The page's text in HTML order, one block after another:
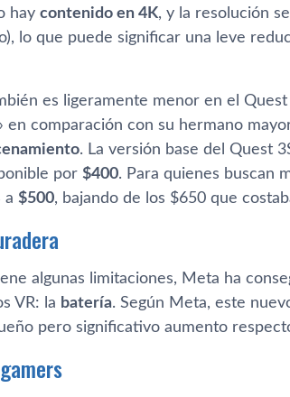
hay contenido en 4K, y la resolución
lo que puede significar una leve
es ligeramente menor en el
en comparación con su hermano
. La versión base del Quest
por $400. Para quienes buscan
a $500, bajando de los $650 que
algunas limitaciones, Meta ha
VR: la batería. Según Meta, este
pero significativo aumento